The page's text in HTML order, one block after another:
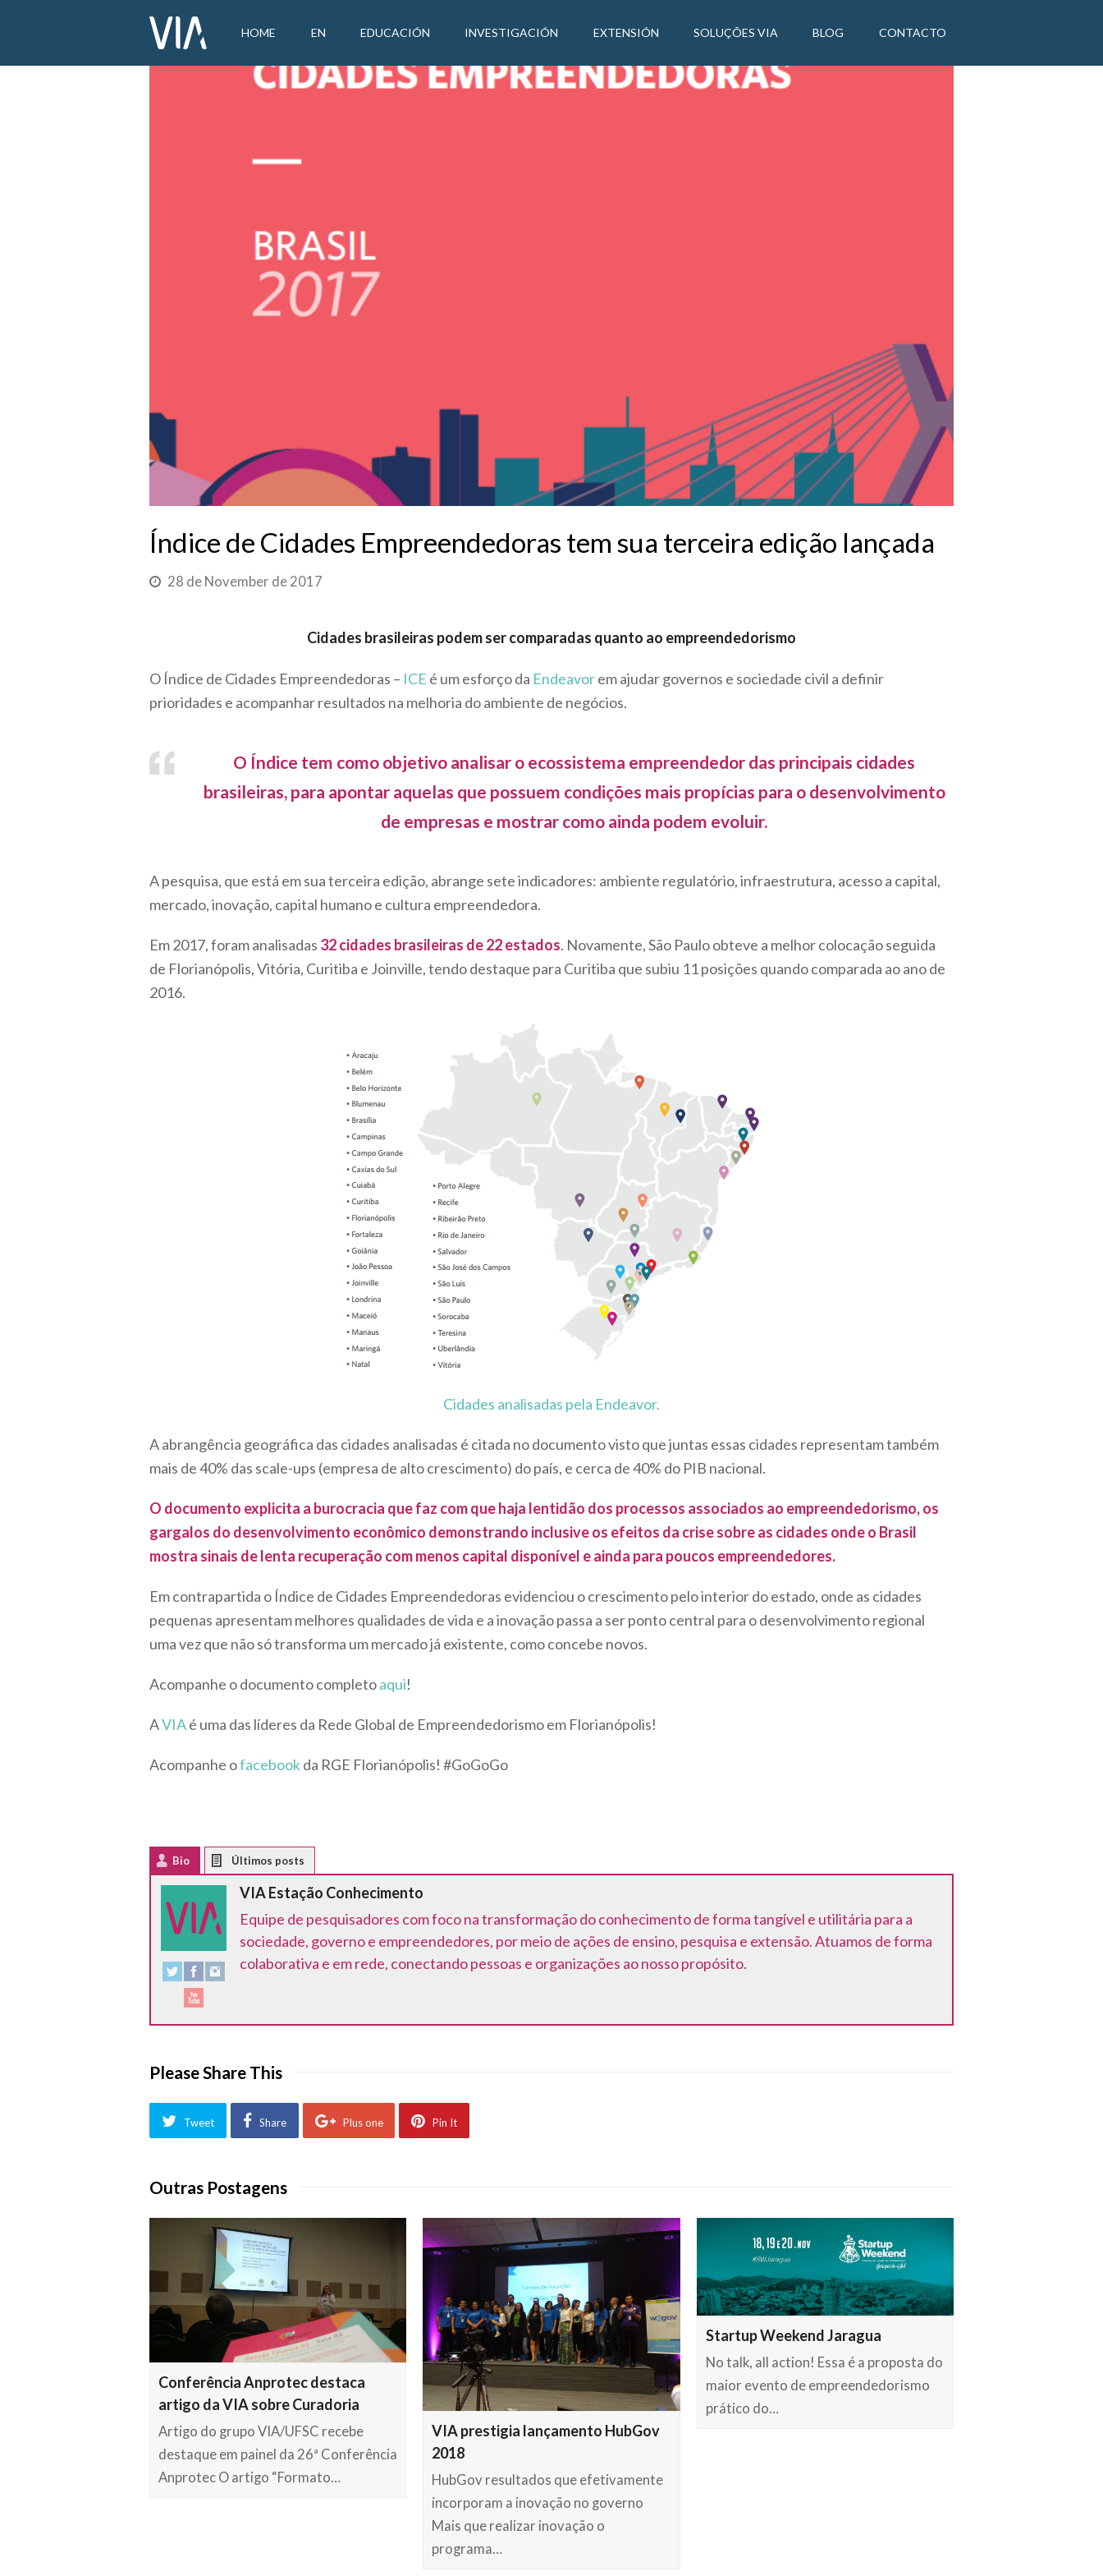
HOME EN EDUCACIÓN INVESTIGACIÓN EXTENSIÓN SOLUÇÕES VIA BLOG CONTACTO
Índice de Cidades Empreendedoras tem sua terceira edição lançada
28 de November de 2017
Cidades brasileiras podem ser comparadas quanto ao empreendedorismo
O Índice de Cidades Empreendedoras – ICE é um esforço da Endeavorem ajudar governos e sociedade civil a definir
prioridades e acompanhar resultados na melhoria do ambiente de negócios.
O Índice tem como objetivo analisar o ecossistema empreendedor das principais cidades
brasileiras, para apontar aquelas que possuem condições mais propícias para o desenvolvimento
de empresas e mostrar como ainda podem evoluir.
A pesquisa, que está em sua terceira edição, abrange sete indicadores: ambiente regulatório, infraestrutura, acesso a capital,
mercado, inovação, capital humano e cultura empreendedora.
Em 2017, foram analisadas 32 cidades brasileiras de 22 estados. Novamente, São Paulo obteve a melhor colocação seguida
de Florianópolis, Vitória, Curitiba e Joinville, tendo destaque para Curitiba que subiu 11 posições quando comparada ao ano de
2016.
Cidades analisadas pela Endeavor.
A abrangência geográfica das cidades analisadas é citada no documento visto que juntas essas cidades representam também
mais de 40% das scale-ups (empresa de alto crescimento) do país, e cerca de 40% do PIB nacional.
O documento explicita a burocracia que faz com que haja lentidão dos processos associados ao empreendedorismo, os
gargalos do desenvolvimento econômico demonstrando inclusive os efeitos da crise sobre as cidades onde o Brasil
mostra sinais de lenta recuperação com menos capital disponível e ainda para poucos empreendedores.
Em contrapartida o Índice de Cidades Empreendedoras evidenciou o crescimento pelo interior do estado, onde as cidades
pequenas apresentam melhores qualidades de vida e a inovação passa a ser ponto central para o desenvolvimento regional
uma vez que não só transforma um mercado já existente, como concebe novos.
Acompanhe o documento completoaqui!
AVIAé uma das líderes da Rede Global de Empreendedorismo em Florianópolis!
Acompanhe ofacebookda RGE Florianópolis! #GoGoGo
Bio
VIA Estação Conhecimento
Equipe de pesquisadores com foco na transformação do conhecimento de forma tangível e utilitária para a
sociedade, governo e empreendedores, por meio de ações de ensino, pesquisa e extensão. Atuamos de forma
colaborativa e em rede, conectando pessoas e organizações ao nosso propósito.
Please Share This
Tweet Share Plus one Pin It
Outras Postagens
Conferência Anprotec destaca
artigo da VIA sobre Curadoria
Artigo do grupo VIA/UFSC recebe
destaque em painel da 26ª Conferência
Anprotec O artigo “Formato…
VIA prestigia lançamento HubGov
2018
HubGov resultados que efetivamente
incorporam a inovação no governo
Mais que realizar inovação o
programa…
Startup Weekend Jaragua
No talk, all action! Essa é a proposta do
maior evento de empreendedorismo
prático do…